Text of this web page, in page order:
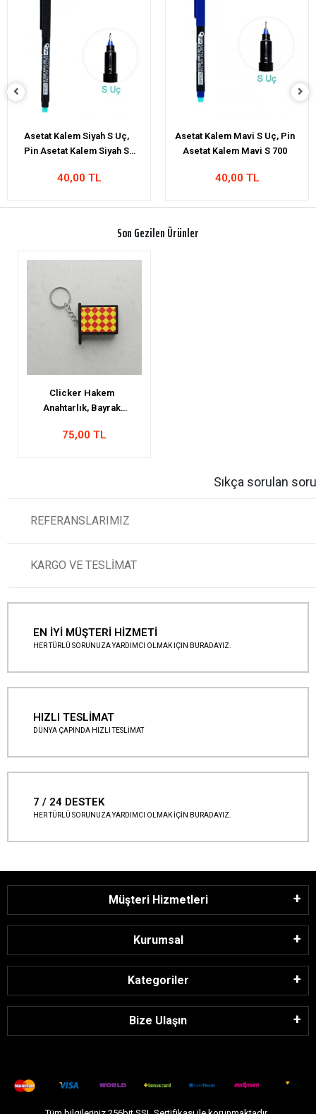
Asetat Kalem Mavi S Uç, Pin
Asetat Kalem Mavi S 700
40,00 TL
Mini Hakem Kartı Anahtarlık
(4x3 cm)
55,00 TL
Son Gezilen Ürünler
Clicker Hakem
Anahtarlık, Bayrak
75,00 TL
Sıkça sorulan
REFERANSLARIMIZ
KARGO VE TESLİMAT
EN İYİ MÜŞTERİ HİZMETİ
HER TÜRLÜ SORUNUZA YARDIMCI OLMAK İÇİN BURADAYIZ.
HIZLI TESLİMAT
DÜNYA ÇAPINDA HIZLI TESLİMAT
7 / 24 DESTEK
HER TÜRLÜ SORUNUZA YARDIMCI OLMAK İÇİN BURADAYIZ.
Müşteri Hizmetleri
Kurumsal
Kategoriler
Bize Ulaşın